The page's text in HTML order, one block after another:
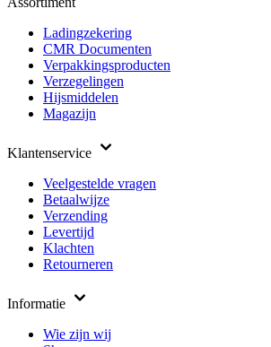
Ladingzekering
CMR Documenten
Verpakkingsproducten
Verzegelingen
Hijsmiddelen
Magazijn
Klantenservice
Veelgestelde vragen
Betaalwijze
Verzending
Levertijd
Klachten
Retourneren
Informatie
Wie zijn wij